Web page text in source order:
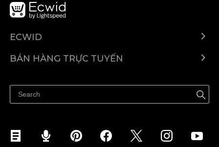
ECWID
Trung tâm trợ giúp
BÁN HÀNG TRỰC TUYẾN
Quảng bá ở bất cứ đâu
Kiểm soát mọi thứ